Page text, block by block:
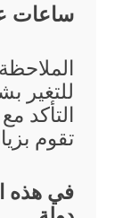
ساعات
للتغير
التأكد
تقوم
في هذه